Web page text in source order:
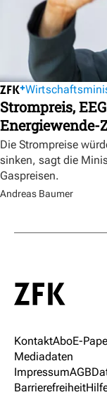
Strompreis,
Energiewende-
Die Strompreise
sinken, sagt die
Gaspreisen.
Andreas Baumer
KontaktAboE-
Mediadaten
ImpressumAGB
Barrierefreiheit